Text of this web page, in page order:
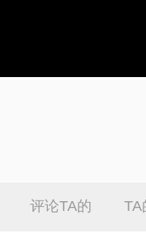
评论TA的 TA